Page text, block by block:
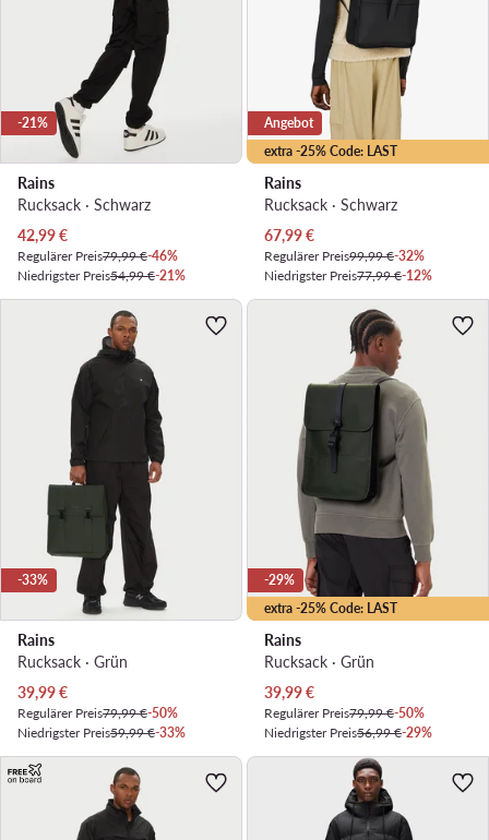
-21%
Rains
Rucksack · Schwarz
Aktueller Preis
42,99€
Regulärer Preis79,99 €-46%
Niedrigster Preis54,99 €-21%
extra -25% Code: LAST
Angebot
Rains
Rucksack · Schwarz
Aktueller Preis
67,99€
Regulärer Preis99,99 €-32%
Niedrigster Preis77,99 €-12%
-33%
Rains
Rucksack · Grün
Aktueller Preis
39,99€
Regulärer Preis79,99 €-50%
Niedrigster Preis59,99 €-33%
extra -25% Code: LAST
-29%
Rains
Rucksack · Grün
Aktueller Preis
39,99€
Regulärer Preis79,99 €-50%
Niedrigster Preis56,99 €-29%